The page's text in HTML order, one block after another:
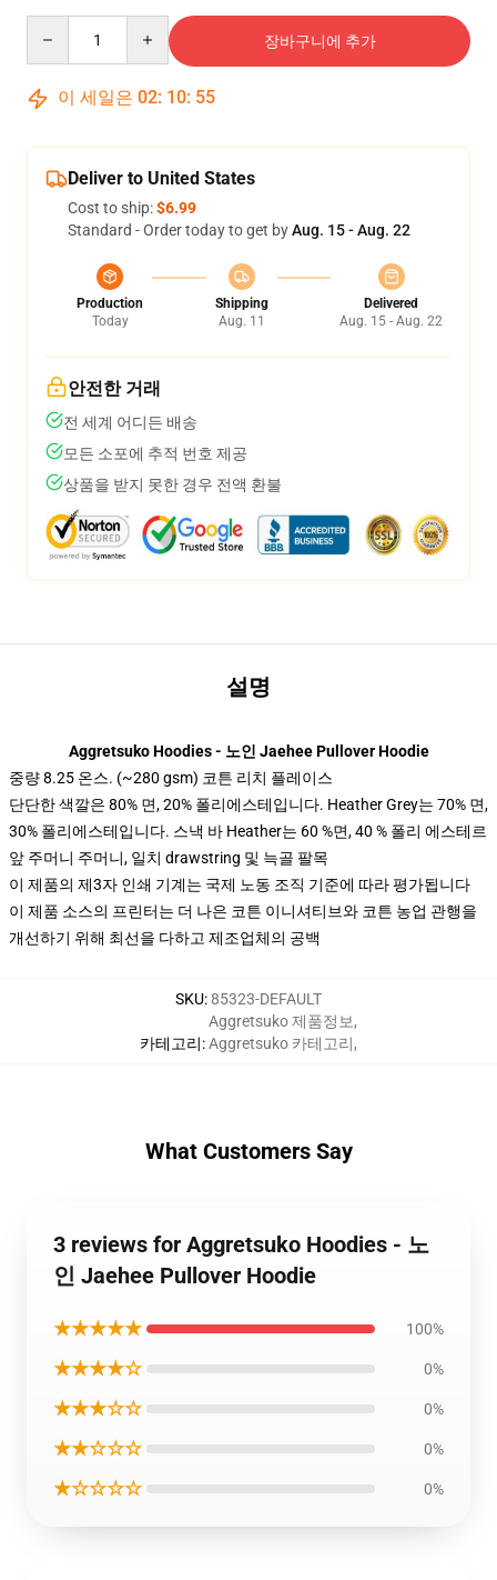
장바구니에 추가
이 세일은 02: 10: 54
Deliver to United States
Cost to ship:$6.99
Standard - Order today to get byAug. 15 - Aug. 22
Production
Today
Shipping
Aug. 11
Delivered
Aug. 15 - Aug. 22
안전한 거래
전 세계 어디든 배송
모든 소포에 추적 번호 제공
상품을 받지 못한 경우 전액 환불
설명
Aggretsuko Hoodies - 노인 Jaehee Pullover Hoodie
중량 8.25 온스. (~280 gsm) 코튼 리치 플레이스
단단한 색깔은 80% 면, 20% 폴리에스테입니다. Heather Grey는 70% 면,
30% 폴리에스테입니다. 스낵 바 Heather는 60 %면, 40 % 폴리 에스테르
앞 주머니 주머니, 일치 drawstring 및 늑골 팔목
이 제품의 제3자 인쇄 기계는 국제 노동 조직 기준에 따라 평가됩니다
이 제품 소스의 프린터는 더 나은 코튼 이니셔티브와 코튼 농업 관행을
개선하기 위해 최선을 다하고 제조업체의 공백
SKU:85323-DEFAULT
카테고리:
Aggretsuko 제품정보,
Aggretsuko 카테고리,
What Customers Say
3 reviews for Aggretsuko Hoodies - 노
인 Jaehee Pullover Hoodie
★★★★★ 100%
★★★★☆ 0%
★★★☆☆ 0%
★★☆☆☆ 0%
★☆☆☆☆ 0%